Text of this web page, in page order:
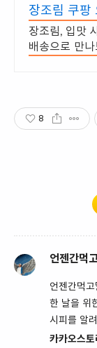
장조림 쿠팡
장조림, 입맛
배송으로 만
8
언젠간먹
언젠간먹
한 날을 위
시피를 알
카카오스토